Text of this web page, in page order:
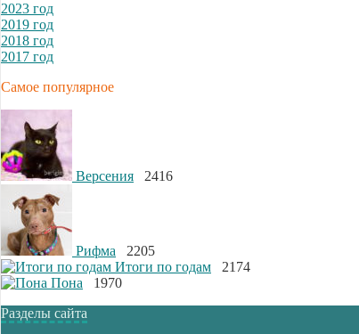
2023 год
2019 год
2018 год
2017 год
Самое популярное
Версения 2416
Рифма
2205
Итоги по годам
2174
Пона
1970
Разделы сайта